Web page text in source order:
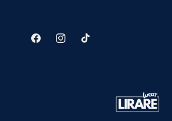
FacebookInstagramTikTok